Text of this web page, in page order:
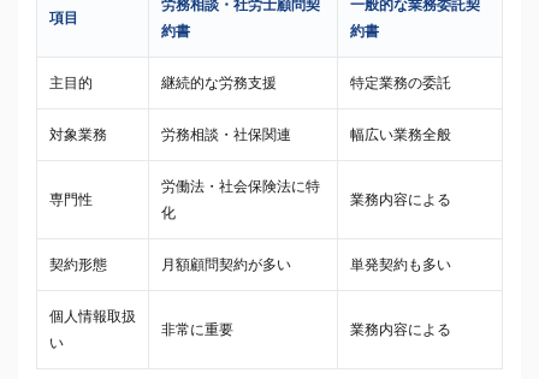
項目
労務相談・社労士顧問契
約書
一般的な業務委託契
約書
主目的 継続的な労務支援 特定業務の委託
対象業務 労務相談・社保関連 幅広い業務全般
専門性
労働法・社会保険法に特
化
業務内容による
契約形態 月額顧問契約が多い 単発契約も多い
個人情報取扱
い
非常に重要 業務内容による